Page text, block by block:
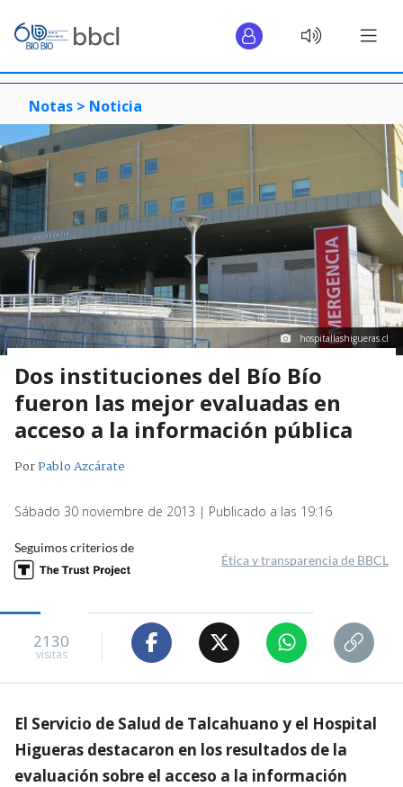
Notas > Noticia
hospitallashigueras.cl
Dos instituciones del Bío Bío
fueron las mejor evaluadas en
acceso a la información pública
PorPablo Azcárate
Sábado 30 noviembre de 2013 | Publicado a las 19:16
Seguimos criterios de
Ética y transparencia de BBCL
2130
visitas
El Servicio de Salud de Talcahuano y el Hospital
Higueras destacaron en los resultados de la
evaluación sobre el acceso a la información